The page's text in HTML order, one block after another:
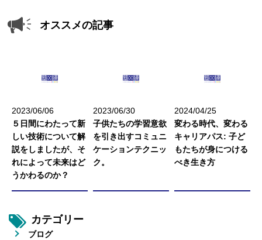
オススメの記事
2023/06/06
５日間にわたって新
しい技術について解
説をしましたが、そ
れによって未来はど
うかわるのか？
2023/06/30
子供たちの学習意欲
を引き出すコミュニ
ケーションテクニッ
ク。
2024/04/25
変わる時代、変わる
キャリアパス: 子ど
もたちが身につける
べき生き方
カテゴリー
ブログ